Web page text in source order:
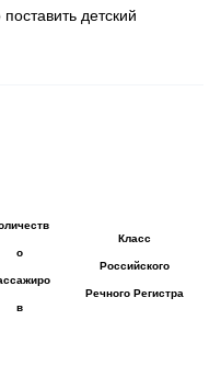
детский
о
в
Класс
Российского
Речного Регистра